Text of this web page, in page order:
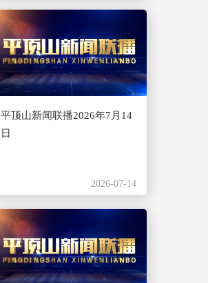
平顶山新闻联播2026年7月14
日
2026-07-14